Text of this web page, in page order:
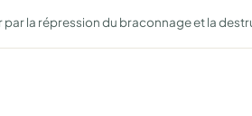
la répression du braconnage et la